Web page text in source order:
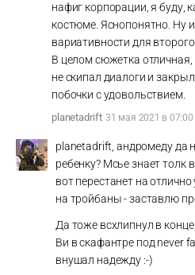
нафиг корпорации, я буду,
костюме. Яснопонятно. Ну
вариативности для
В целом сюжетка отличная,
не скипал диалоги и
побочки с удовольствием.
planetadrift 31 мая 2021 в 07:00
planetadrift, андромеду да
ребенку? Мсье знает толк
вот перестанет на отлично
на тройбаны - заставлю
Да тоже всхлипнул в
Ви в скафантре под never
внушал надежду :-)